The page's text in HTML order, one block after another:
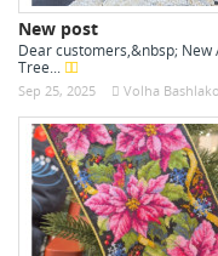
New post
Dear customers,&nbsp;
Tree...
Sep 25, 2025 Volha